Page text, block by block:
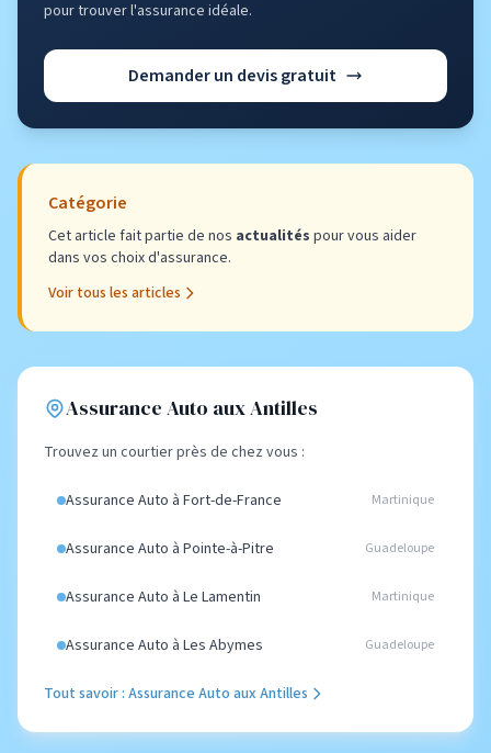
pour trouver l'assurance idéale.
Demander un devis gratuit
Catégorie
Cet article fait partie de nos actualités pour vous aider
dans vos choix d'assurance.
Voir tous les articles
Assurance Auto aux Antilles
Trouvez un courtier près de chez vous :
Assurance Auto à Fort-de-France Martinique
Assurance Auto à Pointe-à-Pitre Guadeloupe
Assurance Auto à Le Lamentin Martinique
Assurance Auto à Les Abymes Guadeloupe
Tout savoir : Assurance Auto aux Antilles